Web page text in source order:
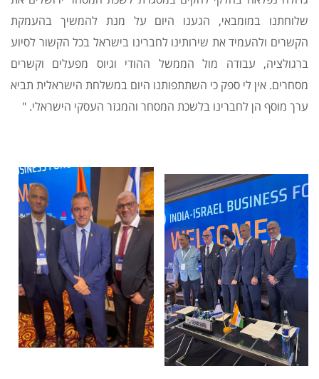
שלוחתנו במומבאי, הגענו היום על מנת להמשיך בהעמקת
הקשרים ולהעמיד את שירותינו לחברינו בישראל בכל הקשור לסיוע
ברגולציה, עבודה מול הממשל ההודי וגיוס מפעלים וקשרים
מסחרים. אין לי ספק כי השתתפותנו היום במשלחת הישראלית תביא
ערך מוסף הן לחברינו בלשכת המסחר והמגזר העסקי הישראלי. "